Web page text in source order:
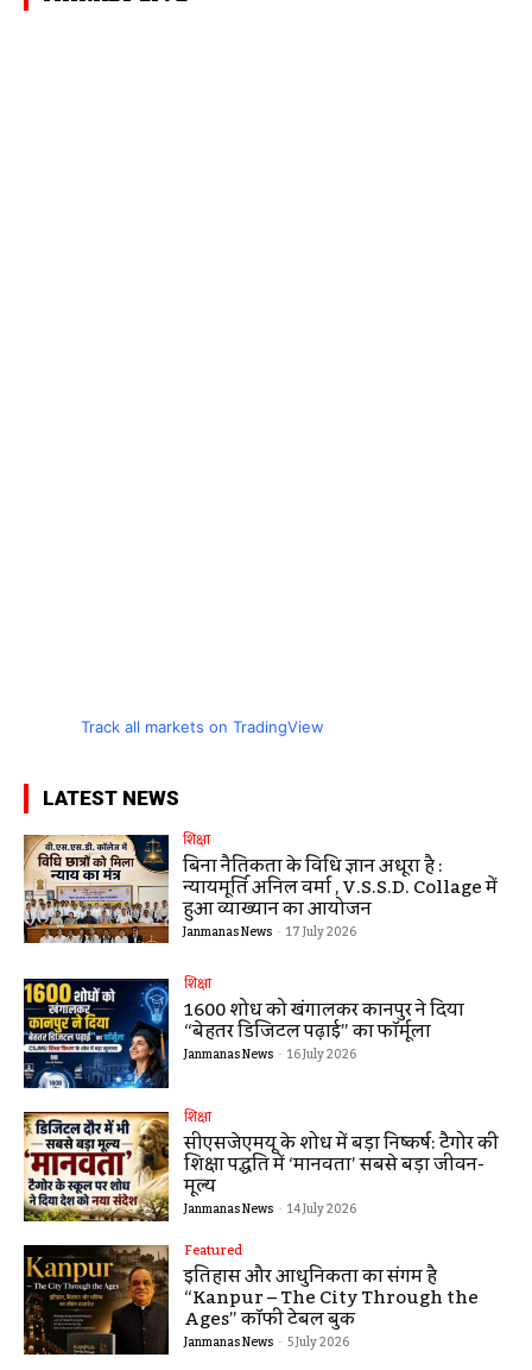
Track all markets on TradingView
LATEST NEWS
शिक्षा
बिना नैतिकता के विधि ज्ञान अधूरा है :
न्यायमूर्ति अनिल वर्मा , V.S.S.D. Collage में
हुआ व्याख्यान का आयोजन
Janmanas News - 17 July 2026
शिक्षा
1600 शोधों को खंगालकर कानपुर ने दिया
“बेहतर डिजिटल पढ़ाई” का फॉर्मूला
Janmanas News - 16 July 2026
शिक्षा
सीएसजेएमयू के शोध में बड़ा निष्कर्ष: टैगोर की
शिक्षा पद्धति में ‘मानवता’ सबसे बड़ा जीवन-
मूल्य
Janmanas News - 14 July 2026
Featured
इतिहास और आधुनिकता का संगम है
“Kanpur – The City Through the
Ages” कॉफी टेबल बुक
Janmanas News - 5 July 2026